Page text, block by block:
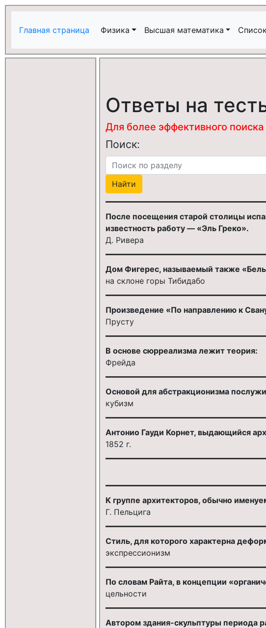
Главная страница Физика Высшая математика
Ответы на
Для более эффективного
Поиск:
После посещения старой столицы
известность работу — «Эль Греко».
Д. Ривера
Дом Фигерес, называемый также
на склоне горы Тибидабо
Произведение «По направлению к
Прусту
В основе сюрреализма лежит теория:
Фрейда
Основой для абстракционизма
кубизм
Антонио Гауди Корнет, выдающийся
1852 г.
К группе архитекторов, обычно
Г. Пельцига
Стиль, для которого характерна
экспрессионизм
По словам Райта, в концепции
цельности
Автором здания-скульптуры периода